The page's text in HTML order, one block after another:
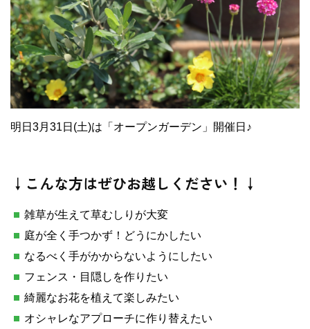
明日3月31日(土)は「オープンガーデン」開催日♪
↓こんな方はぜひお越しください！↓
雑草が生えて草むしりが大変
庭が全く手つかず！どうにかしたい
なるべく手がかからないようにしたい
フェンス・目隠しを作りたい
綺麗なお花を植えて楽しみたい
オシャレなアプローチに作り替えたい